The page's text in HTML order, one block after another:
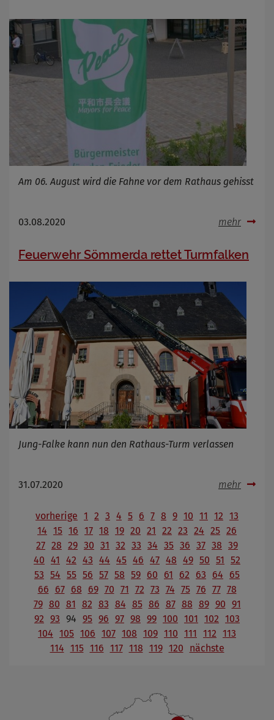
Am 06. August wird die Fahne vor dem Rathaus gehisst
03.08.2020 mehr
Feuerwehr Sömmerda rettet Turmfalken
Jung-Falke kann nun den Rathaus-Turm verlassen
31.07.2020 mehr
vorherige 1 2 3 4 5 6 7 8 9 10 11 12 13
14 15 16 17 18 19 20 21 22 23 24 25 26
27 28 29 30 31 32 33 34 35 36 37 38 39
40 41 42 43 44 45 46 47 48 49 50 51
52
53 54 55 56 57 58 59 60 61 62 63 64
65
66
67 68 69 70 71 72 73 74 75 76 77 78
79 80 81 82 83 84 85 86 87 88 89 90 91
92 93 94 95 96 97 98 99 100 101 102 103
104 105 106 107 108 109 110 111 112 113
114 115 116 117 118 119 120 nächste